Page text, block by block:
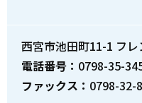
西宮市池田町11-1 フ
電話番号： 0798-35-
ファックス： 0798-32-